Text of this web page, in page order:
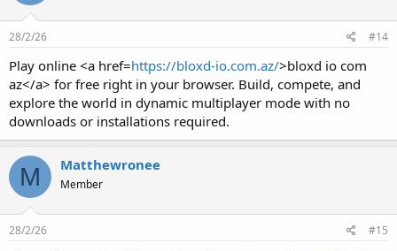
28/2/26 #14
Play online <a href=https://bloxd-io.com.az/>bloxd io com
az</a> for free right in your browser. Build, compete, and
explore the world in dynamic multiplayer mode with no
downloads or installations required.
M Matthewronee
Member
28/2/26 #15